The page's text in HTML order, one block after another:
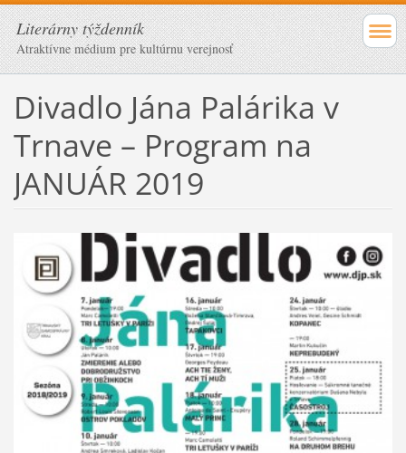
Literárny týždenník
Atraktívne médium pre kultúrnu verejnosť
Divadlo Jána Palárika v
Trnave – Program na
JANUÁR 2019